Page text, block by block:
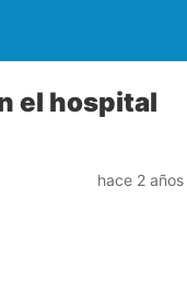
el hospital
hace 2 años